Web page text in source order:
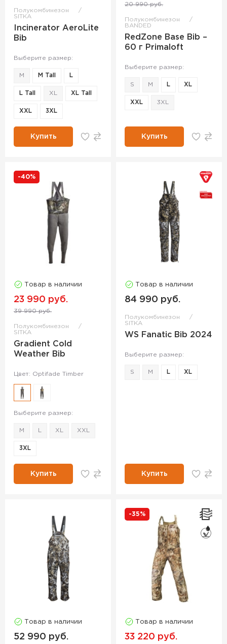
Полукомбинезон
SITKA
Incinerator AeroLite
Bib
Выберите размер:
M M Tall L
L Tall XL XL Tall
XXL 3XL
Купить
20 990 руб.
Полукомбинезон
BANDED
RedZone Base Bib –
60 г Primaloft
Выберите размер:
S M L XL
XXL 3XL
Купить
-40%
Товар в наличии
23 990 руб.
39 990 руб.
Полукомбинезон
SITKA
Gradient Cold
Weather Bib
Цвет: Optifade Timber
Выберите размер:
M XL XXL
3XL
Купить
Товар в наличии
84 990 руб.
Полукомбинезон
SITKA
WS Fanatic Bib 2024
Выберите размер:
S M L XL
Купить
Товар в наличии
52 990 руб.
-35%
Товар в наличии
33 220 руб.